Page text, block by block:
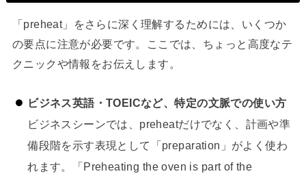
「preheat」をさらに深く理解するためには、いくつか
の要点に注意が必要です。ここでは、ちょっと高度なテ
クニックや情報をお伝えします。
ビジネス英語・TOEICなど、特定の文脈での使い方
ビジネスシーンでは、preheatだけでなく、計画や準
備段階を示す表現として「preparation」がよく使わ
れます。「Preheating the oven is part of the